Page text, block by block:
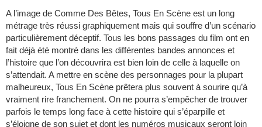
A l’image de Comme Des Bêtes, Tous En Scène est un long
métrage très réussi graphiquement mais qui souffre d’un scénario
particulièrement déceptif. Tous les bons passages du film ont en
fait déjà été montré dans les différentes bandes annonces et
l’histoire que l’on découvrira est bien loin de celle à laquelle on
s’attendait. A mettre en scène des personnages pour la plupart
malheureux, Tous En Scène prêtera plus souvent à sourire qu’à
vraiment rire franchement. On ne pourra s’empêcher de trouver
parfois le temps long face à cette histoire qui s’éparpille et
s’éloigne de son sujet et dont les numéros musicaux seront loin